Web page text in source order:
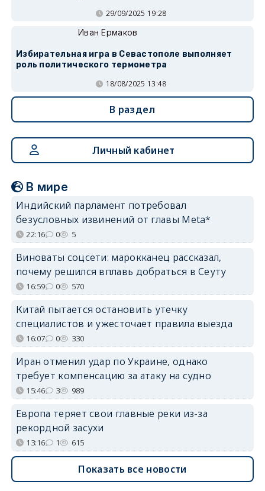
29/09/2025 19:28
Иван Ермаков
Избирательная игра в Севастополе выполняет
роль политического термометра
18/08/2025 13:48
В раздел
Личный кабинет
В мире
Индийский парламент потребовал
безусловных извинений от главы Meta*
22:16 0 5
Виноваты соцсети: марокканец рассказал,
почему решился вплавь добраться в Сеуту
16:59 0 570
Китай пытается остановить утечку
специалистов и ужесточает правила выезда
16:07 0 330
Иран отменил удар по Украине, однако
требует компенсацию за атаку на судно
15:46 3 989
Европа теряет свои главные реки из-за
рекордной засухи
13:16 1 615
Показать все новости